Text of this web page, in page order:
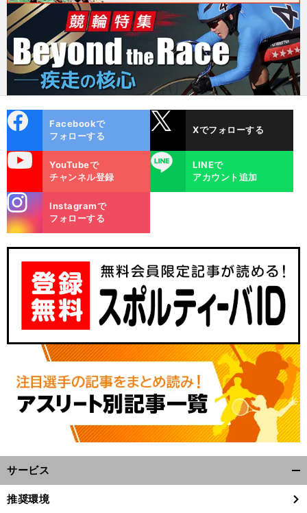
ok
Facebookで
フォローする
Xでフォローする
YouTubeで
チャンネル登録
LINE
LINEで
アカウント追加
m
Instagramで
フォローする
サービス
閉
推奨環境